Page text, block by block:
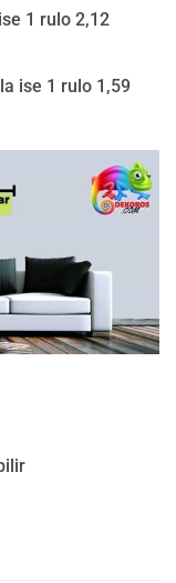
1 rulo 2,12
ise 1 rulo 1,59